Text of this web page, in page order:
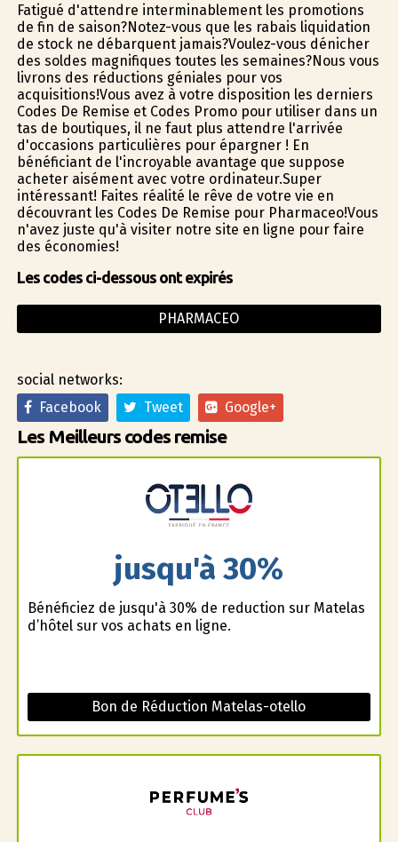
Fatigué d'attendre interminablement les promotions
de fin de saison?Notez-vous que les rabais liquidation
de stock ne débarquent jamais?Voulez-vous dénicher
des soldes magnifiques toutes les semaines?Nous vous
livrons des réductions géniales pour vos
acquisitions!Vous avez à votre disposition les derniers
Codes De Remise et Codes Promo pour utiliser dans un
tas de boutiques, il ne faut plus attendre l'arrivée
d'occasions particulières pour épargner ! En
bénéficiant de l'incroyable avantage que suppose
acheter aisément avec votre ordinateur.Super
intéressant! Faites réalité le rêve de votre vie en
découvrant les Codes De Remise pour Pharmaceo!Vous
n'avez juste qu'à visiter notre site en ligne pour faire
des économies!
Les codes ci-dessous ont expirés
PHARMACEO
social networks:
Facebook
Tweet Google+
Les Meilleurs codes remise
jusqu'à 30%
Bénéficiez de jusqu'à 30% de reduction sur Matelas
d’hôtel sur vos achats en ligne.
Bon de Réduction Matelas-otello